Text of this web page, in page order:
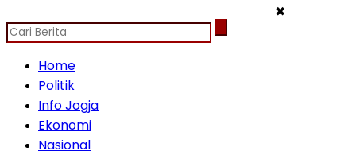
✖
Home
Politik
Info Jogja
Ekonomi
Nasional